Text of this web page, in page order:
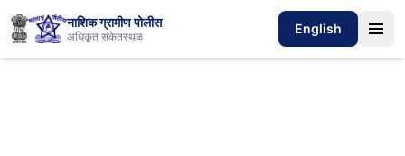
नाशिक ग्रामीण पोलीस
अधिकृत संकेतस्थळ
English